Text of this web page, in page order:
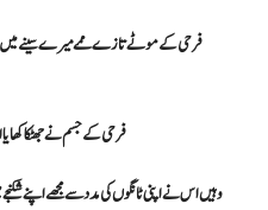
فرحی کے موٹے تازے ممے میرے سینے
فرحی کے جسم نے جھٹکا
وہیں اس نے اپنی ٹانگوں کی مدد سے مجھے اپنے